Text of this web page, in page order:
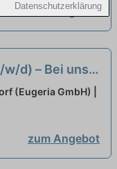
Datenschutzerklärung
zum Angebot
d) – Bei uns
neu
(Eugeria GmbH) |
zum Angebot